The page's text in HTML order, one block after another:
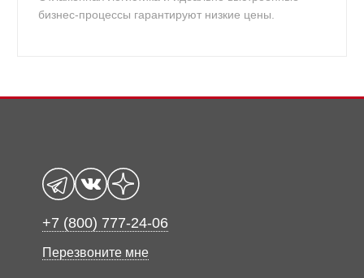
бизнес-процессы гарантируют низкие цены.
+7 (800) 777-24-06
Перезвоните мне